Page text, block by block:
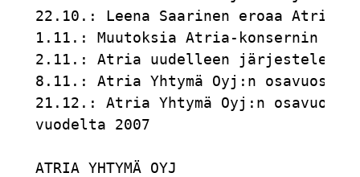
22.10.: Leena Saarinen eroaa
1.11.: Muutoksia
2.11.: Atria uudelleen
8.11.: Atria Yhtymä Oyj:n
21.12.: Atria Yhtymä Oyj:n
ATRIA